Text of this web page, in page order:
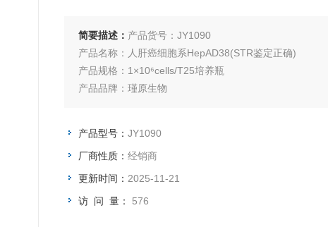
简要描述： 产品货号：JY1090
产品名称：人肝癌细胞系HepAD38(STR鉴定正确)
产品规格：1×10⁶cells/T25培养瓶
产品品牌：瑾原生物
产品型号： JY1090
厂商性质： 经销商
更新时间： 2025-11-21
访 问 量： 576